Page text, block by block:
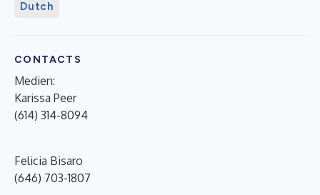
Dutch
CONTACTS
Medien:
Karissa Peer
(614) 314-8094
Felicia Bisaro
(646) 703-1807